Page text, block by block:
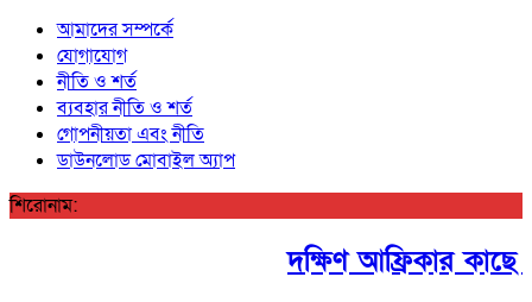
আমাদের সম্পর্কে
যোগাযোগ
নীতি ও শর্ত
ব্যবহার নীতি ও শর্ত
গোপনীয়তা এবং নীতি
ডাউনলোড মোবাইল অ্যাপ
শিরোনাম:
দক্ষিণ আফ্রিকার কাছে